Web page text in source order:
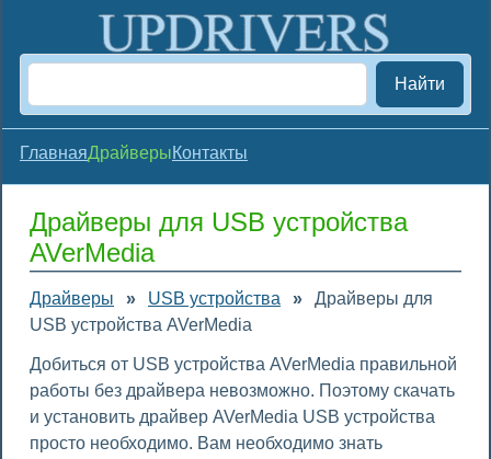
Найти
ГлавнаяДрайверыКонтакты
Драйверы для USB устройства
AVerMedia
Драйверы » USB устройства »
Драйверы для
USB устройства AVerMedia
Добиться от USB устройства AVerMedia правильной
работы без драйвера невозможно. Поэтому скачать
и установить драйвер AVerMedia USB устройства
просто необходимо. Вам необходимо знать